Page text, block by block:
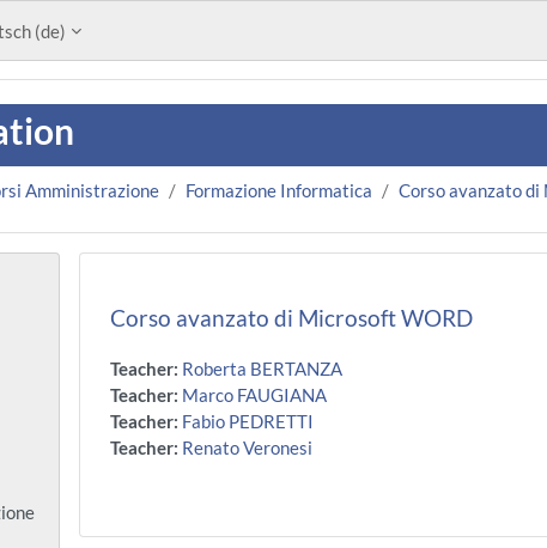
‎(de)‎
Amministrazione Formazione Informatica Corso avanzato
Corso avanzato di Microsoft WORD
Teacher: Roberta BERTANZA
Teacher: Marco FAUGIANA
Teacher: Fabio PEDRETTI
Teacher: Renato Veronesi